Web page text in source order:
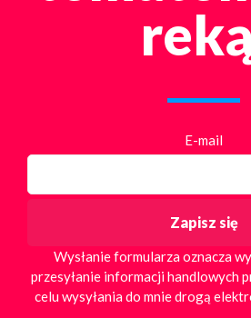
E-mail
Wysłanie formularza oznacza
przesyłanie informacji handlowych
celu wysyłania do mnie drogą